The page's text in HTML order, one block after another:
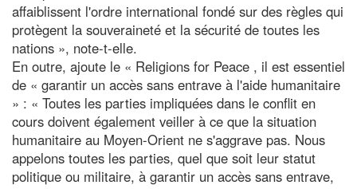
affaiblissent l'ordre international fondé sur des règles qui
protègent la souveraineté et la sécurité de toutes les
nations », note-t-elle.
En outre, ajoute le « Religions for Peace , il est essentiel
de « garantir un accès sans entrave à l'aide humanitaire
» : « Toutes les parties impliquées dans le conflit en
cours doivent également veiller à ce que la situation
humanitaire au Moyen-Orient ne s'aggrave pas. Nous
appelons toutes les parties, quel que soit leur statut
politique ou militaire, à garantir un accès sans entrave,